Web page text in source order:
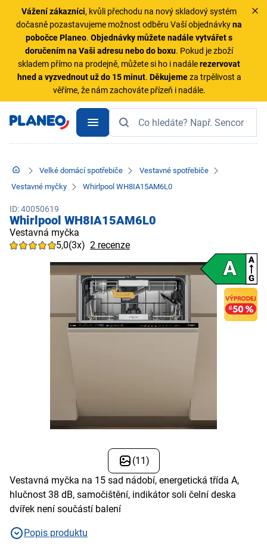
Vážení zákazníci, kvůli přechodu na nový skladový systém
dočasně pozastavujeme možnost odběru Vaší objednávkyna
pobočce Planeo.Objednávky můžete nadále vytvářet s
doručením na Vaši adresu nebo do boxu. Pokud je zboží
skladem přímo na prodejně, můžete si ho i nadálerezervovat
hned a vyzvednout už do 15 minut. Děkujemeza trpělivost a
věříme, že nám zachováte přízeň i nadále.
Velké domácí spotřebiče
Vestavné spotřebiče
Vestavné myčky
Whirlpool WH8IA15AM6L0
ID: 40050619
Whirlpool WH8IA15AM6L0
Vestavná myčka
5,0(3x) 2 recenze
(11)
Vestavná myčka na 15 sad nádobí, energetická třída A,
hlučnost 38 dB, samočištění, indikátor soli čelní deska
dvířek není součástí balení
Popis produktu